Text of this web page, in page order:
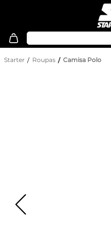
Starter Roupas Camisa Polo